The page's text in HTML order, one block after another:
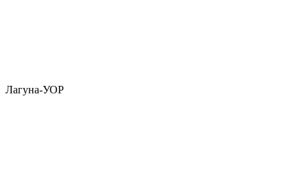
Лагуна-УОР